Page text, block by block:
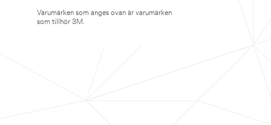
Varumärken som anges ovan är varumärken
som tillhör 3M.